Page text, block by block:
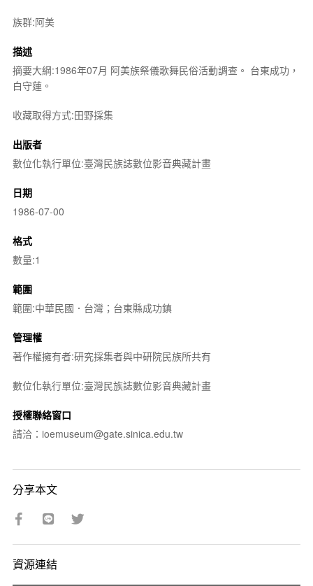
族群:阿美
描述
摘要大綱:1986年07月 阿美族祭儀歌舞民俗活動調查。 台東成功，
白守蓮。
收藏取得方式:田野採集
出版者
數位化執行單位:臺灣民族誌數位影音典藏計畫
日期
1986-07-00
格式
數量:1
範圍
範圍:中華民國．台灣；台東縣成功鎮
管理權
著作權擁有者:研究採集者與中研院民族所共有
數位化執行單位:臺灣民族誌數位影音典藏計畫
授權聯絡窗口
請洽：ioemuseum@gate.sinica.edu.tw
分享本文
資源連結